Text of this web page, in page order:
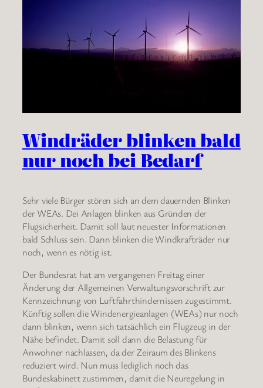
Windräder blinken bald
nur noch bei Bedarf
Sehr viele Bürger stören sich an dem dauernden Blinken
der WEAs. Dei Anlagen blinken aus Gründen der
Flugsicherheit. Damit soll laut neuester Informationen
bald Schluss sein. Dann blinken die Windkrafträder nur
noch, wenn es nötig ist.
Der Bundesrat hat am vergangenen Freitag einer
Änderung der Allgemeinen Verwaltungsvorschrift zur
Kennzeichnung von Luftfahrthindernissen zugestimmt.
Künftig sollen die Windenergieanlagen (WEAs) nur noch
dann blinken, wenn sich tatsächlich ein Flugzeug in der
Nähe befindet. Damit soll dann die Belastung für
Anwohner nachlassen, da der Zeiraum des Blinkens
reduziert wird. Nun muss lediglich noch das
Bundeskabinett zustimmen, damit die Neuregelung in